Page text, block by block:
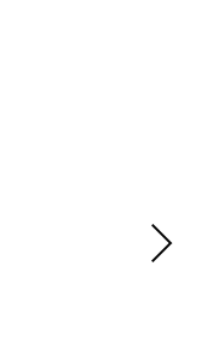
NEXT